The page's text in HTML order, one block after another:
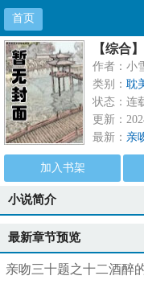
首页
【综合
作者：小
类别： 耽
状态：连
更新：
最新： 亲
生日贺文
加入书架
小说简介
最新章节预览
亲吻三十题之十二酒醉